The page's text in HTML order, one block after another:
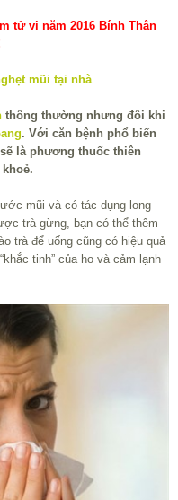
tử vi năm 2016 Bính Thân
thông thường nhưng đôi khi
. Với căn bệnh phổ biến
là phương thuốc thiên
mũi và có tác dụng long
trà gừng, bạn có thể thêm
trà để uống cũng có hiệu quả
tinh” của ho và cảm lạnh